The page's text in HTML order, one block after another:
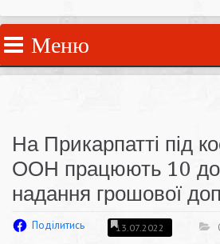
Меню
На Прикарпатті під
ООН працюють 10
надання грошової
Поділитись 13.07.2022